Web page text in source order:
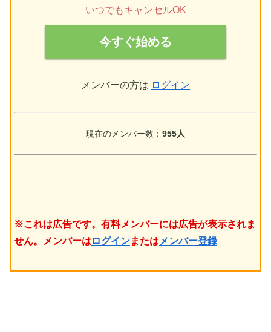
いつでもキャンセルOK
今すぐ始める
メンバーの方は ログイン
現在のメンバー数： 955人
※これは広告です。有料メンバーには広告が表示されま
せん。メンバーは ログインまたは メンバー登録